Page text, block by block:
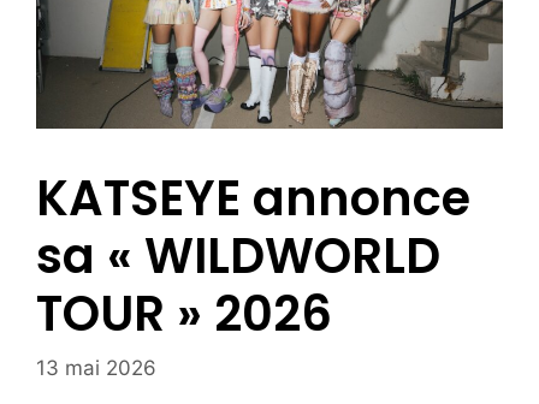
KATSEYE annonce
sa « WILDWORLD
TOUR » 2026
13 mai 2026